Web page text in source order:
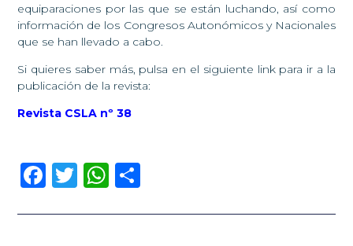
equiparaciones por las que se están luchando, así como
información de los Congresos Autonómicos y Nacionales
que se han llevado a cabo.
Si quieres saber más, pulsa en el siguiente link para ir a la
publicación de la revista:
Revista CSLA nº 38
Facebook
Twitter
WhatsApp